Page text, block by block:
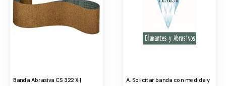
Banda Abrasiva CS 322 X | A. Solicitar banda con medida y